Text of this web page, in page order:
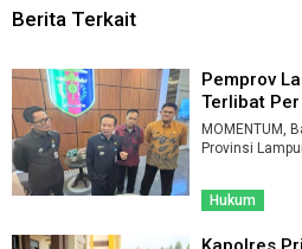
Berita Terkait
Pemprov
Terlibat Per
MOMENTUM,
Provinsi
Hukum